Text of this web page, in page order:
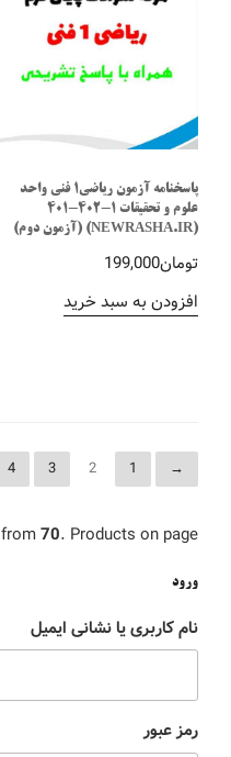
پاسخنامه آزمون ریاضی1 فنی واحد
علوم و تحقیقات 1-402-401
(NEWRASHA.IR) (آزمون دوم)
تومان199,000
افزودن به سبد خرید
→
1
2
3
4
from70. Products on page
ورود
نام کاربری یا نشانی ایمیل
رمز عبور